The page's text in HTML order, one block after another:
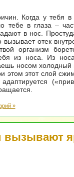
Когда у тебя в
тебе в глаза –
в нос.
отек
организм
из носа. Из
носом холодный
этот слой
»
вызывают